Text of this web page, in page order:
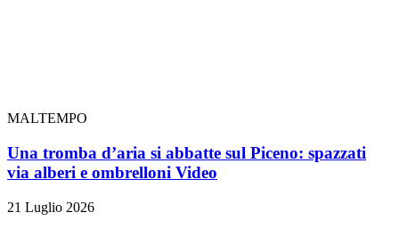
MALTEMPO
Una tromba d’aria si abbatte sul Piceno: spazzati
via alberi e ombrelloni Video
21 Luglio 2026